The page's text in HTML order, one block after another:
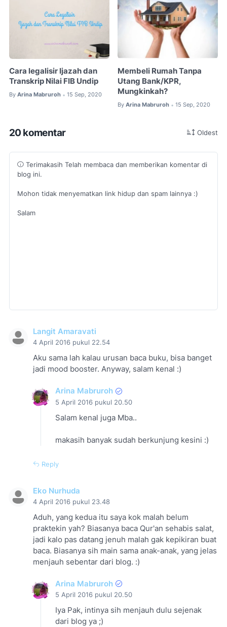
Cara legalisir Ijazah dan
Transkrip Nilai FIB Undip
By Arina Mabruroh • 15 Sep, 2020
Membeli Rumah Tanpa
Utang Bank/KPR,
Mungkinkah?
By Arina Mabruroh • 15 Sep, 2020
20 komentar Oldest
Terimakasih Telah membaca dan memberikan komentar di
blog ini.
Mohon tidak menyematkan link hidup dan spam lainnya :)
Salam
Langit Amaravati
4 April 2016 pukul 22.54
Aku sama lah kalau urusan baca buku, bisa banget
jadi mood booster. Anyway, salam kenal :)
Arina Mabruroh
5 April 2016 pukul 20.50
Salam kenal juga Mba..
makasih banyak sudah berkunjung kesini :)
Reply
Eko Nurhuda
4 April 2016 pukul 23.48
Aduh, yang kedua itu saya kok malah belum
praktekin yah? Biasanya baca Qur'an sehabis salat,
jadi kalo pas datang jenuh malah gak kepikiran buat
baca. Biasanya sih main sama anak-anak, yang jelas
menjauh sebentar dari blog. :)
Arina Mabruroh
5 April 2016 pukul 20.50
Iya Pak, intinya sih menjauh dulu sejenak
dari blog ya ;)